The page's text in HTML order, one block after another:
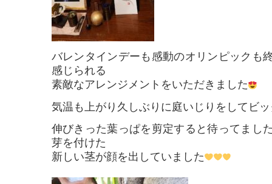
バレンタインデーも感動のオリンピックも
感じられる
素敵なアレンジメントをいただきました
気温も上がり久しぶりに庭いじりをしてビ
伸びきった葉っぱを剪定すると待ってまし
芽を付けた
新しい茎が顔を出していました